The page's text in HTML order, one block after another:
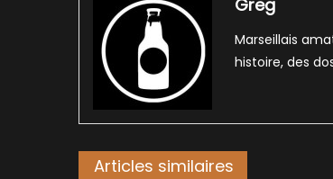
Greg
Marseillais
histoire, des
Articles similaires